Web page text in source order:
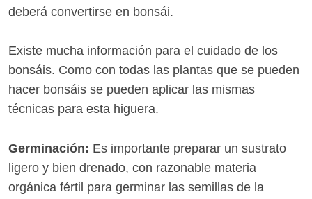
deberá convertirse en bonsái.
Existe mucha información para el cuidado de los
bonsáis. Como con todas las plantas que se pueden
hacer bonsáis se pueden aplicar las mismas
técnicas para esta higuera.
Germinación: Es importante preparar un sustrato
ligero y bien drenado, con razonable materia
orgánica fértil para germinar las semillas de la